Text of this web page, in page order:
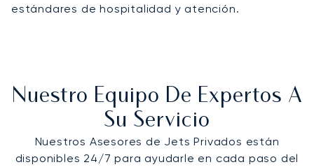
estándares de hospitalidad y atención.
Nuestro Equipo De Expertos A
Su Servicio
Nuestros Asesores de Jets Privados están
disponibles 24/7 para ayudarle en cada paso del